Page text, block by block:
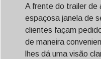
A frente do trailer de
espaçosa janela de
clientes façam
de maneira
lhes dá uma visão